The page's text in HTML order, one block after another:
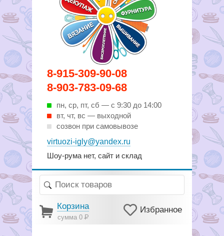
8-915-309-90-08
8-903-783-09-68
пн, ср, пт, cб — с 9:30 до 14:00
вт, чт, вс — выходной
созвон при самовывозе
virtuozi-igly@yandex.ru
Шоу-рума нет, сайт и склад
Вирутозы иглы. Товары для
шитья и рукоделья
Корзина
сумма 0Р
Избранное